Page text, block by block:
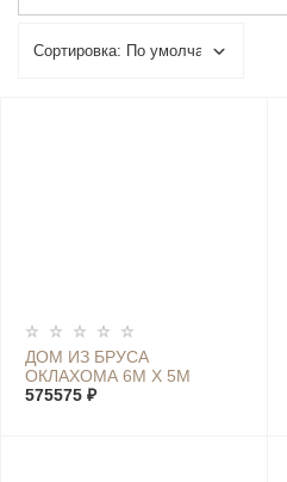
ДОМ ИЗ БРУСА
ОКЛАХОМА 6М Х 5М
575575 ₽